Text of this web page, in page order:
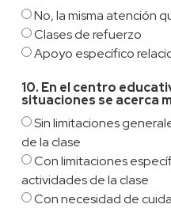
No, la misma atención
Clases de refuerzo
Apoyo específico
10. En el centro
situaciones se acerca
Sin limitaciones
de la clase
Con limitaciones
actividades de la clase
Con necesidad de